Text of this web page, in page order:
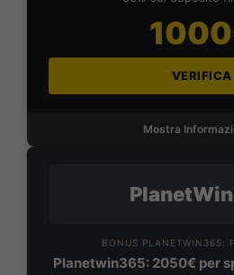
VERIFICA
Mostra
BONUS PLANETWIN365:
Planetwin365: 2050€ per